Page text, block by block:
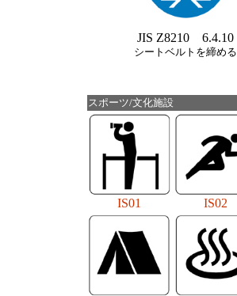
JIS Z8210 6.4.10
シートベルトを締める
スポーツ/文化施設
IS01 IS02